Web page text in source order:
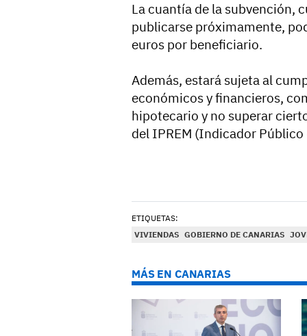
La cuantía de la subvención,
publicarse próximamente,
euros por beneficiario.
Además, estará sujeta al
económicos y financieros,
hipotecario y no superar
del IPREM (Indicador
ETIQUETAS:
VIVIENDAS GOBIERNO DE CANARIAS
MÁS EN CANARIAS